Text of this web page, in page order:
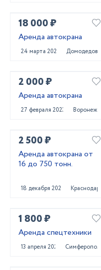
18 000 ₽
Аренда автокрана
24 марта 2023 Домодедово
2 000 ₽
Аренда автокрана
27 февраля 2023 Воронеж
2 500 ₽
Аренда автокрана от
16 до 750 тонн.
18 декабря 2022 Краснодар
1 800 ₽
Аренда спецтехники
13 апреля 2022 Симферополь